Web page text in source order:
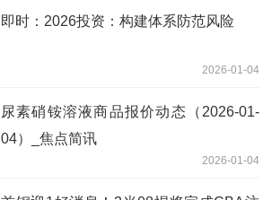
即时：2026投资：构建体系防范风险
2026-01-04
尿素硝铵溶液商品报价动态（2026-01-
04）_焦点简讯
2026-01-04